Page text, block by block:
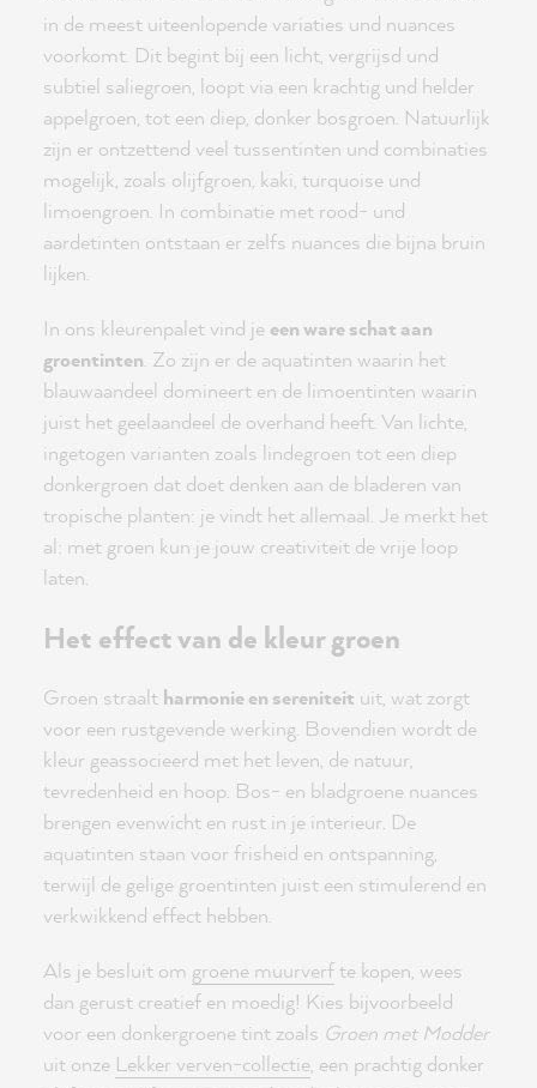
in de meest uiteenlopende variaties und nuances
voorkomt. Dit begint bij een licht, vergrijsd und
subtiel saliegroen, loopt via een krachtig und helder
appelgroen, tot een diep, donker bosgroen. Natuurlijk
zijn er ontzettend veel tussentinten und combinaties
mogelijk, zoals olijfgroen, kaki, turquoise und
limoengroen. In combinatie met rood- und
aardetinten ontstaan er zelfs nuances die bijna bruin
lijken.
In ons kleurenpalet vind je een ware schat aan
groentinten. Zo zijn er de aquatinten waarin het
blauwaandeel domineert en de limoentinten waarin
juist het geelaandeel de overhand heeft. Van lichte,
ingetogen varianten zoals lindegroen tot een diep
donkergroen dat doet denken aan de bladeren van
tropische planten: je vindt het allemaal. Je merkt het
al: met groen kun je jouw creativiteit de vrije loop
laten.
Het effect van de kleur groen
Groen straalt harmonie en sereniteit uit, wat zorgt
voor een rustgevende werking. Bovendien wordt de
kleur geassocieerd met het leven, de natuur,
tevredenheid en hoop. Bos- en bladgroene nuances
brengen evenwicht en rust in je interieur. De
aquatinten staan voor frisheid en ontspanning,
terwijl de gelige groentinten juist een stimulerend en
verkwikkend effect hebben.
Als je besluit om groene muurverfte kopen, wees
dan gerust creatief en moedig! Kies bijvoorbeeld
voor een donkergroene tint zoals Groen met Modder
uit onze Lekker verven-collectie, een prachtig donker